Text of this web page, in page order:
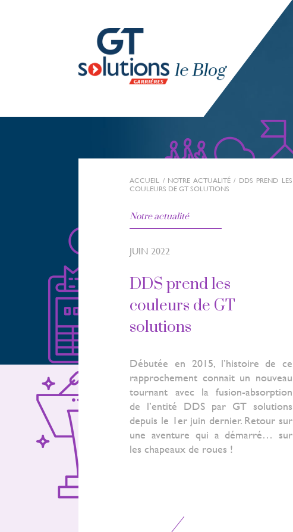
ACCUEIL / NOTRE ACTUALITÉ/ DDS PREND LES
COULEURS DE GT SOLUTIONS
Notre actualité
JUIN 2022
DDS prend les
couleurs de GT
solutions
Débutée en 2015, l’histoire de ce
rapprochement connait un nouveau
tournant avec la fusion-absorption
de l’entité DDS par GT solutions
depuis le 1er juin dernier. Retour sur
une aventure qui a démarré… sur
les chapeaux de roues !